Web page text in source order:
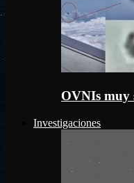
OVNIs muy
Investigaciones